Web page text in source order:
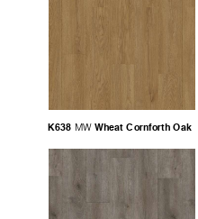
K638 MW Wheat Cornforth Oak